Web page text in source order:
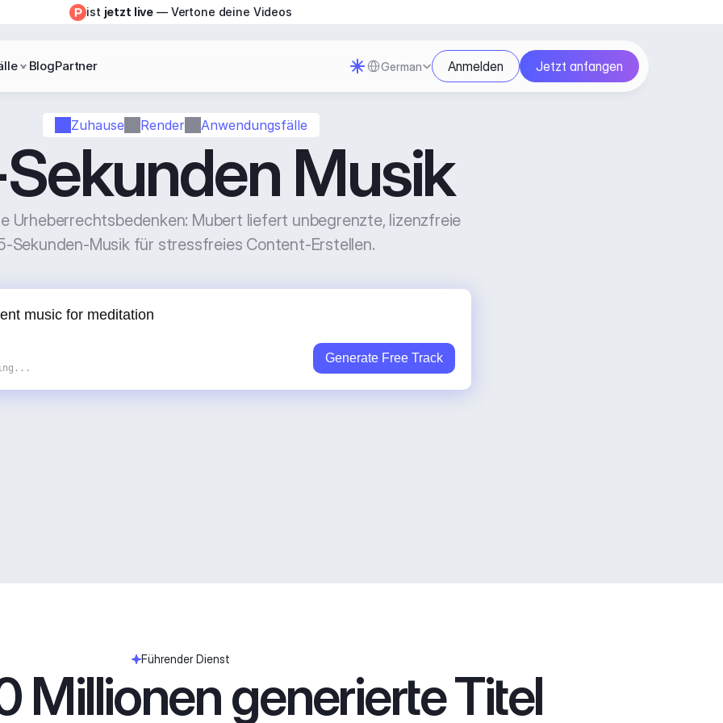
Zuhause Render Anwendungsfälle
Musik
Urheberrechtsbedenken: Mubert liefert unbegrenzte, lizenzfreie
Sekunden-Musik für stressfreies Content-Erstellen.
Generate Free Track
Führender Dienst
Millionen generierte Titel
ist jetzt live — Vertone deine Videos
BlogPartner Select Language
German Anmelden Jetzt anfangen